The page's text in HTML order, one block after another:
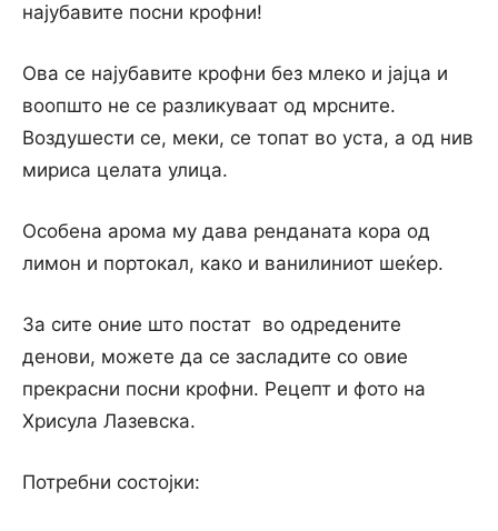
најубавите посни крофни!
Ова се најубавите крофни без млеко и јајца и
воопшто не се разликуваат од мрсните.
Воздушести се, меки, се топат во уста, а од нив
мириса целата улица.
Особена арома му дава ренданата кора од
лимон и портокал, како и ванилиниот шеќер.
За сите оние што постат во одредените
денови, можете да се засладите со овие
прекрасни посни крофни. Рецепт и фото на
Хрисула Лазевска.
Потребни состојки: